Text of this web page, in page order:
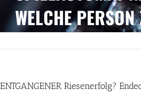
WELCHE
ENTGANGENER Riesenerfolg?